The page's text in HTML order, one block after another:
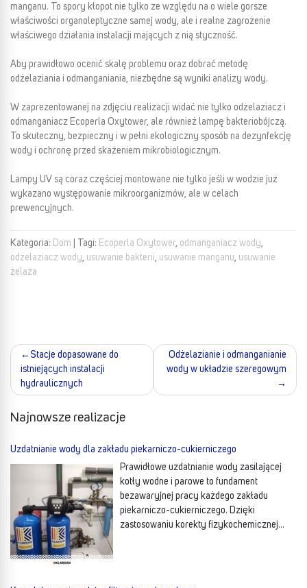
manganu. To spory kłopot nie tylko ze względu na o wiele gorsze
właściwości organoleptyczne samej wody, ale i realne zagrożenie
właściwego działania instalacji mających z nią styczność.
Aby prawidłowo ocenić skalę problemu oraz dobrać metodę
odżelaziania i odmanganiania, niezbędne są wyniki analizy wody.
W zaprezentowanej na zdjęciu realizacji widać nie tylko odżelaziacz i
odmanganiacz Ecoperla Oxytower, ale również lampę bakteriobójczą.
To skuteczny, bezpieczny i w pełni ekologiczny sposób na dezynfekcję
wody i ochronę przed skażeniem mikrobiologicznym.
Lampy UV są coraz częściej montowane nie tylko jeśli w wodzie już
wykazano występowanie mikroorganizmów, ale w celach
prewencyjnych.
Kategoria: Dom Tagi: Ecoperla Oxytower, odmanganiacz wody,
odżelaziacz wody, usuwanie bakterii, usuwanie manganu, usuwanie
żelaza
Nawigacja
wpisu
Stacje dopasowane do
istniejących instalacji
hydraulicznych
Odżelazianie i odmanganianie
wody w układzie szeregowym
Najnowsze realizacje
Uzdatnianie wody dla zakładu piekarniczo-cukierniczego
Prawidłowe uzdatnianie wody zasilającej
kotły wodne i parowe to fundament
bezawaryjnej pracy każdego zakładu
piekarniczo-cukierniczego. Dzięki
zastosowaniu korekty fizykochemicznej